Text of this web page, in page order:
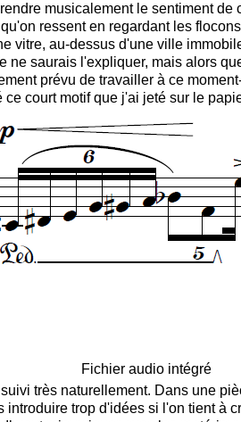
musicalement le sentiment de
ressent en regardant les
vitre, au-dessus d'une ville
ne saurais l'expliquer, mais alors
prévu de travailler à ce
ce court motif que j'ai jeté sur le
Fichier audio intégré
suivi très naturellement. Dans une
introduire trop d'idées si l'on tient à